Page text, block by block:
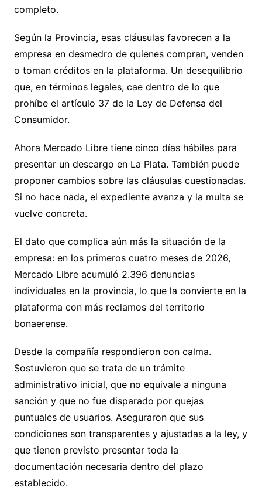
completo.
Según la Provincia, esas cláusulas favorecen a la
empresa en desmedro de quienes compran, venden
o toman créditos en la plataforma. Un desequilibrio
que, en términos legales, cae dentro de lo que
prohíbe el artículo 37 de la Ley de Defensa del
Consumidor.
Ahora Mercado Libre tiene cinco días hábiles para
presentar un descargo en La Plata. También puede
proponer cambios sobre las cláusulas cuestionadas.
Si no hace nada, el expediente avanza y la multa se
vuelve concreta.
El dato que complica aún más la situación de la
empresa: en los primeros cuatro meses de 2026,
Mercado Libre acumuló 2.396 denuncias
individuales en la provincia, lo que la convierte en la
plataforma con más reclamos del territorio
bonaerense.
Desde la compañía respondieron con calma.
Sostuvieron que se trata de un trámite
administrativo inicial, que no equivale a ninguna
sanción y que no fue disparado por quejas
puntuales de usuarios. Aseguraron que sus
condiciones son transparentes y ajustadas a la ley, y
que tienen previsto presentar toda la
documentación necesaria dentro del plazo
establecido.